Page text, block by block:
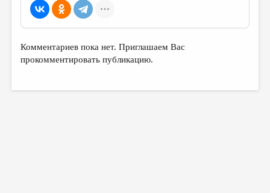
ЛИТЕРАТУРОВЕДЕНИЕ
КУЛЬТУРОВЕДЕНИЕ
ПУБЛИЦИСТИКА
ЦИКЛЫ ПУБЛИКАЦИЙ
Комментариев пока нет. Приглашаем Вас
прокомментировать публикацию.